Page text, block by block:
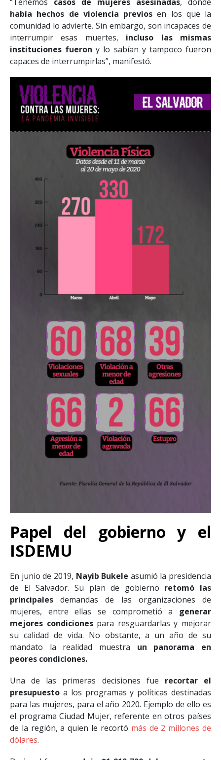
“Tenemos casos de mujeres asesinadas, donde
había hechos de violencia previos en los que la
comunidad lo advierte. Sin embargo, son incapaces de
interrumpir esas muertes, incluso las mismas
instituciones fueron y lo sabían y tampoco fueron
capaces de interrumpirlas”, manifestó.
Papel del gobierno y el
ISDEMU
En junio de 2019, Nayib Bukele asumió la presidencia
de El Salvador. Su plan de gobierno retomó las
principales demandas de las organizaciones de
mujeres, entre ellas se comprometió a generar
mejores condicionespara resguardarlas y mejorar
su calidad de vida. No obstante, a un año de su
mandato la realidad muestra un panorama en
peores condiciones.
Una de las primeras decisiones fue recortar el
presupuesto a los programas y políticas destinadas
para las mujeres, para el año 2020. Ejemplo de ello es
el programa Ciudad Mujer, referente en otros países
de la región, a quien le recortó más de 2 millones de
dólares.